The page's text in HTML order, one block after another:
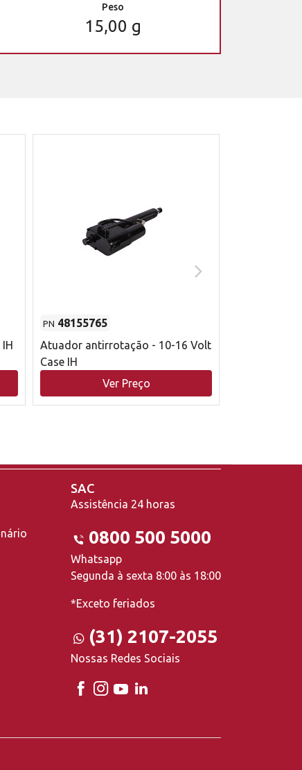
Peso
15,00 g
PN 48155765
Atuador antirrotação - 10-16 Volt
Case IH
Ver Preço
SAC
Assistência 24 horas
0800 500 5000
Whatsapp
Segunda à sexta 8:00 às 18:00
*Exceto feriados
(31) 2107-2055
Nossas Redes Sociais